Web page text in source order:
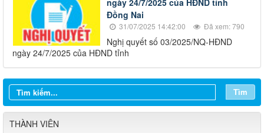
ngày 24/7/2025 của HĐND tỉnh
Đồng Nai
31/07/2025 14:42:00 Đã xem: 790
Nghị quyết số 03/2025/NQ-HĐND
ngày 24/7/2025 của HĐND tỉnh
Tìm
THÀNH VIÊN